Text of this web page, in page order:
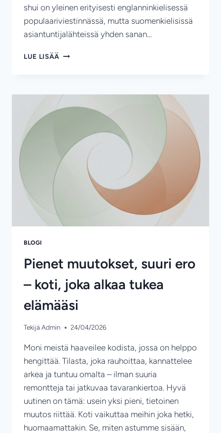
shui on yleinen erityisesti englanninkielisessä
populaariviestinnässä, mutta suomenkielisissä
asiantuntijalähteissä yhden sanan…
LUE LISÄÄ FENGSHUI
–
MIKSI
KIRJOITUSASULLA
VÄLIÄ?
BLOGI
Pienet muutokset, suuri ero
– koti, joka alkaa tukea
elämääsi
Tekijä Admin 24/04/2026
Moni meistä haaveilee kodista, jossa on helppo
hengittää. Tilasta, joka rauhoittaa, kannattelee
arkea ja tuntuu omalta – ilman suuria
remontteja tai jatkuvaa tavarankiertoa. Hyvä
uutinen on tämä: usein yksi pieni, tietoinen
muutos riittää. Koti vaikuttaa meihin joka hetki,
huomaamattakin. Se, miten astumme sisään,